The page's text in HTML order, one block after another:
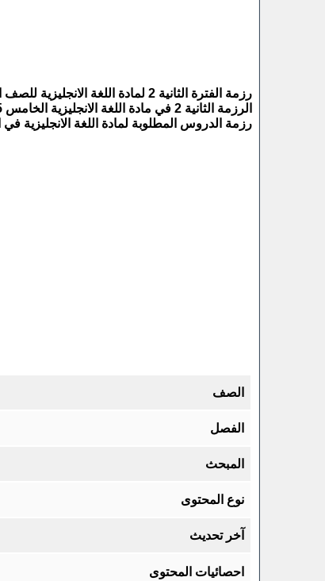
رزمة الفترة الثانية 2 لمادة اللغة الانجليزية للصف الخامس الأساسي الفصل الدراسي الأول الفترة الثانية 2020م.
الرزمة الثانية 2 في مادة اللغة الانجليزية الخامس 5 الأساسي الفصل الأول 2020 الفترة 2.
رزمة الدروس المطلوبة لمادة اللغة الانجليزية
الصف
الفصل
المبحث
نوع المحتوى
آخر تحديث
احصائيات المحتوى